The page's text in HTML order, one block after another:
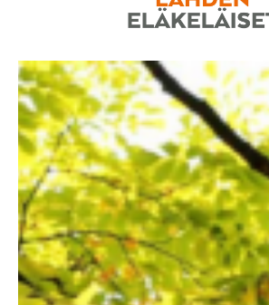
Lahden
Eläkeläiset
toiminnasta.